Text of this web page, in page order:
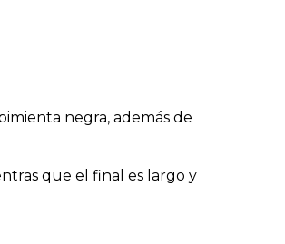
negra, además de
que el final es largo y